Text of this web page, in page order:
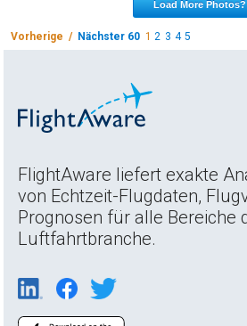
Load More Photos?
Vorherige / Nächster 60 12 3 4 5
FlightAware liefert exakte
von Echtzeit-Flugdaten,
Prognosen für alle Bereiche
Luftfahrtbranche.